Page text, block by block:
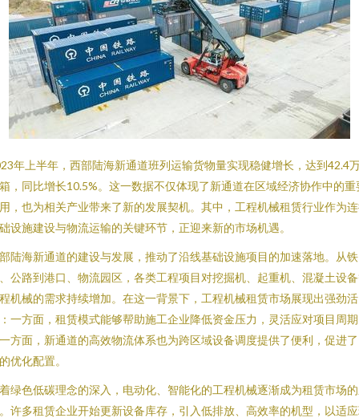
年上半年，西部陆海新通道班列运输货物量实现稳健增长，达到42.4
，同比增长10.5%。这一数据不仅体现了新通道在区域经济协作中的重
，也为相关产业带来了新的发展契机。其中，工程机械租赁行业作为
设施建设与物流运输的关键环节，正迎来新的市场机遇。
陆海新通道的建设与发展，推动了沿线基础设施项目的加速落地。从铁
公路到港口、物流园区，各类工程项目对挖掘机、起重机、混凝土设
机械的需求持续增加。在这一背景下，工程机械租赁市场展现出强劲活
一方面，租赁模式能够帮助施工企业降低资金压力，灵活应对项目周
方面，新通道的高效物流体系也为跨区域设备调度提供了便利，促进
优化配置。
绿色低碳理念的深入，电动化、智能化的工程机械逐渐成为租赁市场
许多租赁企业开始更新设备库存，引入低排放、高效率的机型，以适